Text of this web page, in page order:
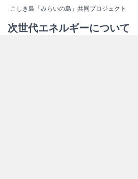
こしき島「みらいの島」共同プロジェクト
次世代エネルギーについて